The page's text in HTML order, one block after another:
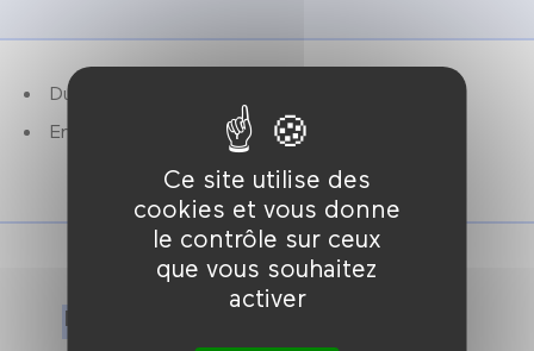
Ce site utilise des
cookies et vous donne
le contrôle sur ceux
que vous souhaitez
activer
Durée : 1h30.
Entrée gratuite, réservation conseillée.
Partenaires